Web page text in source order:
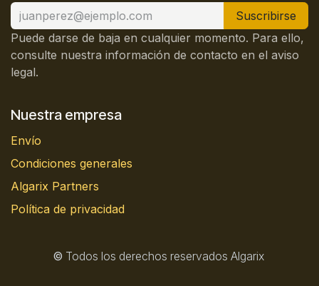
Suscribirse
Puede darse de baja en cualquier momento. Para ello,
consulte nuestra información de contacto en el aviso
legal.
Nuestra empresa
Envío
Condiciones generales
Algarix Partners
Política de privacidad
© Todos los derechos reservados Algarix